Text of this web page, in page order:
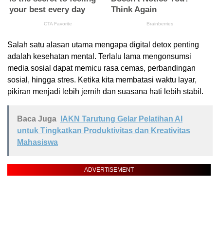
Salah satu alasan utama mengapa digital detox penting
adalah kesehatan mental. Terlalu lama mengonsumsi
media sosial dapat memicu rasa cemas, perbandingan
sosial, hingga stres. Ketika kita membatasi waktu layar,
pikiran menjadi lebih jernih dan suasana hati lebih stabil.
Baca Juga
IAKN Tarutung Gelar Pelatihan AI
untuk Tingkatkan Produktivitas dan Kreativitas
Mahasiswa
ADVERTISEMENT